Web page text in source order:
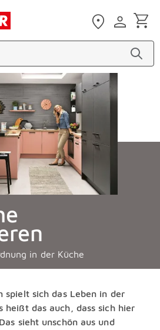
in der Küche
spielt sich das Leben in der
heißt das auch, dass sich hier
sieht unschön aus und